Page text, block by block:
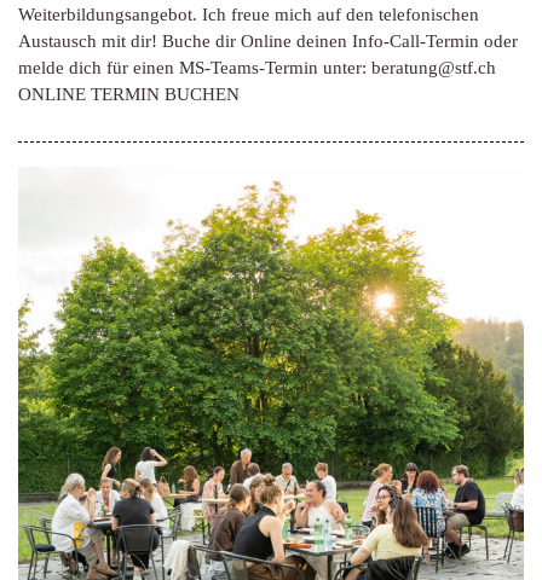
Weiterbildungsangebot. Ich freue mich auf den telefonischen
Austausch mit dir! Buche dir Online deinen Info-Call-Termin oder
melde dich für einen MS-Teams-Termin unter: beratung@stf.ch
ONLINE TERMIN BUCHEN